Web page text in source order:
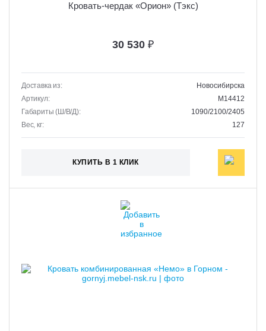
Кровать-чердак «Орион» (Тэкс)
30 530 ₽
Доставка из:
Новосибирска
Артикул:
M14412
Габариты (Ш/В/Д):
1090/2100/2405
Вес, кг:
127
КУПИТЬ В 1 КЛИК